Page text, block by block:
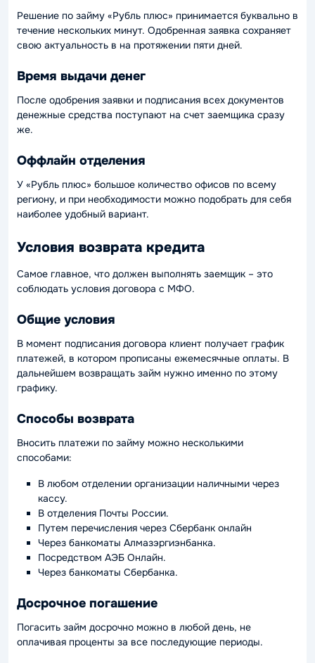
Решение по займу «Рубль плюс» принимается буквально в
течение нескольких минут. Одобренная заявка сохраняет
свою актуальность в на протяжении пяти дней.
Время выдачи денег
После одобрения заявки и подписания всех документов
денежные средства поступают на счет заемщика сразу
же.
Оффлайн отделения
У «Рубль плюс» большое количество офисов по всему
региону, и при необходимости можно подобрать для себя
наиболее удобный вариант.
Условия возврата кредита
Самое главное, что должен выполнять заемщик – это
соблюдать условия договора с МФО.
Общие условия
В момент подписания договора клиент получает график
платежей, в котором прописаны ежемесячные оплаты. В
дальнейшем возвращать займ нужно именно по этому
графику.
Способы возврата
Вносить платежи по займу можно несколькими
способами:
В любом отделении организации наличными через
кассу.
В отделения Почты России.
Путем перечисления через Сбербанк онлайн
Через банкоматы Алмазэргиэнбанка.
Посредством АЭБ Онлайн.
Через банкоматы Сбербанка.
Досрочное погашение
Погасить займ досрочно можно в любой день, не
оплачивая проценты за все последующие периоды.